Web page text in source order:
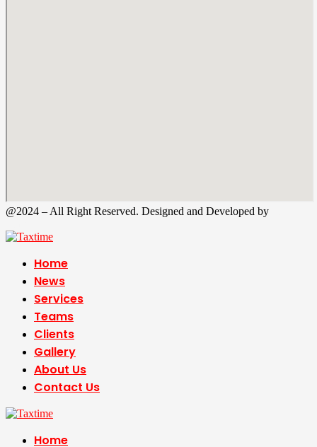
@2024 – All Right Reserved. Designed and Developed by
Home
News
Services
Teams
Clients
Gallery
About Us
Contact Us
Home